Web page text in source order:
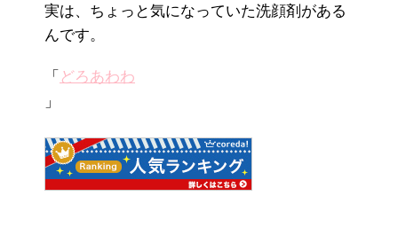
実は、ちょっと気になっていた洗顔剤がある
んです。
「 どろあわわ
」